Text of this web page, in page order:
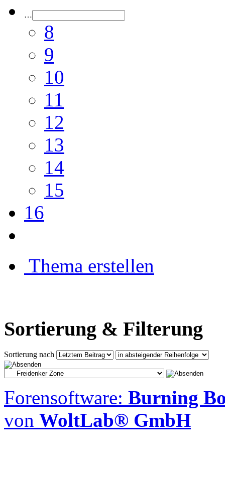
…
8
9
10
11
12
13
14
15
16
Thema erstellen
Sortierung & Filterung
Sortierung nach
Forensoftware: Burning
von WoltLab® GmbH